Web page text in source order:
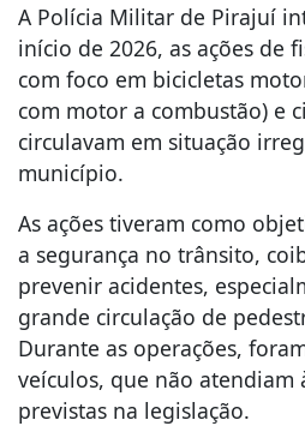
A Polícia Militar de Pirajuí
início de 2026, as ações de
com foco em bicicletas
com motor a combustão) e
circulavam em situação
município.
As ações tiveram como
a segurança no trânsito,
prevenir acidentes,
grande circulação de
Durante as operações,
veículos, que não atendiam
previstas na legislação.